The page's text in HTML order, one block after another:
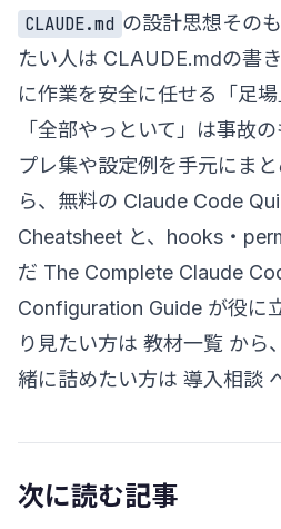
CLAUDE.md の設計思想その
たい人は CLAUDE.mdの書
に作業を安全に任せる「足
「全部やっといて」は事故の
プレ集や設定例を手元にま
ら、無料の Claude Code
Cheatsheet と、hooks・
だ The Complete Claude
Configuration Guide が役に
り見たい方は 教材一覧 から
緒に詰めたい方は 導入相談
次に読む記事